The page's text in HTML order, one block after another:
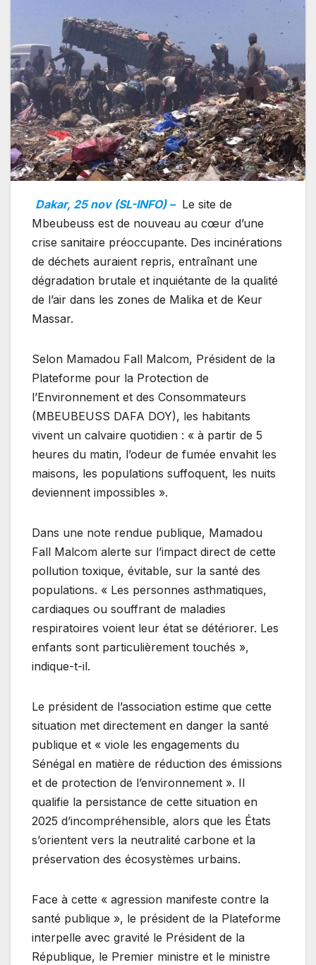
Dakar, 25 nov (SL-INFO) – Le site de
Mbeubeuss est de nouveau au cœur d’une
crise sanitaire préoccupante. Des incinérations
de déchets auraient repris, entraînant une
dégradation brutale et inquiétante de la qualité
de l’air dans les zones de Malika et de Keur
Massar.
Selon Mamadou Fall Malcom, Président de la
Plateforme pour la Protection de
l’Environnement et des Consommateurs
(MBEUBEUSS DAFA DOY), les habitants
vivent un calvaire quotidien : « à partir de 5
heures du matin, l’odeur de fumée envahit les
maisons, les populations suffoquent, les nuits
deviennent impossibles ».
Dans une note rendue publique, Mamadou
Fall Malcom alerte sur l’impact direct de cette
pollution toxique, évitable, sur la santé des
populations. « Les personnes asthmatiques,
cardiaques ou souffrant de maladies
respiratoires voient leur état se détériorer. Les
enfants sont particulièrement touchés »,
indique-t-il.
Le président de l’association estime que cette
situation met directement en danger la santé
publique et « viole les engagements du
Sénégal en matière de réduction des émissions
et de protection de l’environnement ». Il
qualifie la persistance de cette situation en
2025 d’incompréhensible, alors que les États
s’orientent vers la neutralité carbone et la
préservation des écosystèmes urbains.
Face à cette « agression manifeste contre la
santé publique », le président de la Plateforme
interpelle avec gravité le Président de la
République, le Premier ministre et le ministre